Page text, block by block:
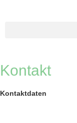
Kontakt
Kontaktdaten